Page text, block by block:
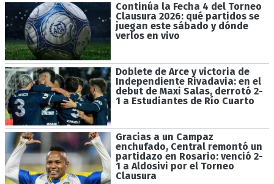
Continúa la Fecha 4 del Torneo
Clausura 2026: qué partidos se
juegan este sábado y dónde
verlos en vivo
Doblete de Arce y victoria de
Independiente Rivadavia: en el
debut de Maxi Salas, derrotó 2-
1 a Estudiantes de Río Cuarto
Gracias a un Campaz
enchufado, Central remontó un
partidazo en Rosario: venció 2-
1 a Aldosivi por el Torneo
Clausura